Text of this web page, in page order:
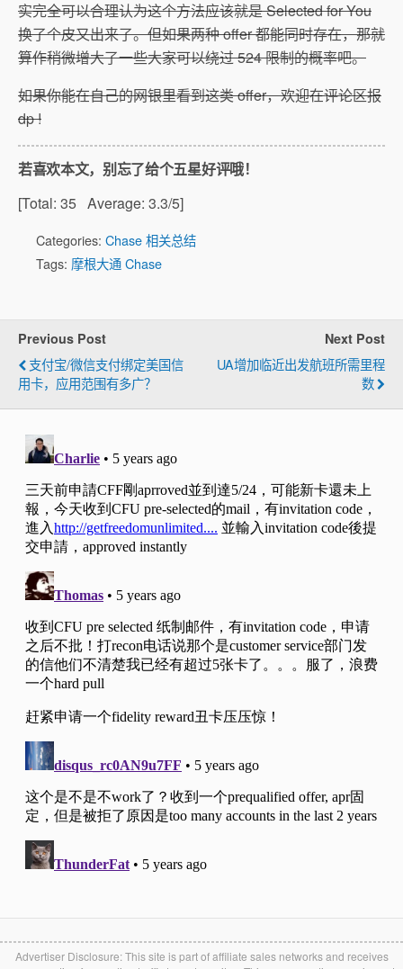
实完全可以合理认为这个方法应该就是 Selected for You
换了个皮又出来了。但如果两种 offer 都能同时存在，那就
算作稍微增大了一些大家可以绕过 524 限制的概率吧。
如果你能在自己的网银里看到这类 offer，欢迎在评论区报
dp !
若喜欢本文，别忘了给个五星好评哦！
[Total: 35 Average: 3.3/5]
Categories: Chase 相关总结
Tags: 摩根大通 Chase
Previous Post
支付宝/微信支付绑定美国信
用卡，应用范围有多广？
Next Post
UA增加临近出发航班所需里程
数
Advertiser Disclosure: This site is part of affiliate sales networks and receives